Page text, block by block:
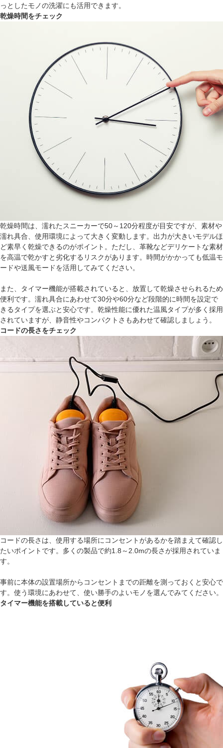
っとしたモノの洗濯にも活用できます。
乾燥時間をチェック
乾燥時間は、濡れたスニーカーで50～120分程度が目安ですが、素材や
濡れ具合、使用環境によって大きく変動します。出力が大きいモデルほ
ど素早く乾燥できるのがポイント。ただし、革靴などデリケートな素材
を高温で乾かすと劣化するリスクがあります。時間がかかっても低温モ
ードや送風モードを活用してみてください。
また、タイマー機能が搭載されていると、放置して乾燥させられるため
便利です。濡れ具合にあわせて30分や60分など段階的に時間を設定で
きるタイプを選ぶと安心です。乾燥性能に優れた温風タイプが多く採用
されていますが、静音性やコンパクトさもあわせて確認しましょう。
コードの長さをチェック
コードの長さは、使用する場所にコンセントがあるかを踏まえて確認し
たいポイントです。多くの製品で約1.8～2.0mの長さが採用されていま
す。
事前に本体の設置場所からコンセントまでの距離を測っておくと安心で
す。使う環境にあわせて、使い勝手のよいモノを選んでみてください。
タイマー機能を搭載していると便利